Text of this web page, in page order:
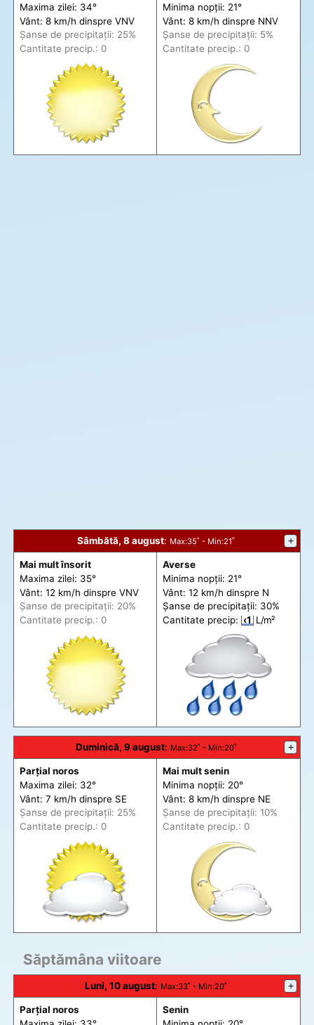
Maxima zilei: 34°
Vânt: 8 km/h dinspre VNV
Șanse de precipitații: 25%
Cantitate precip.: 0
Minima nopții: 21°
Vânt: 8 km/h dinspre NNV
Șanse de precipitații: 5%
Cantitate precip.: 0
Sâmbătă, 8 august: Max:35˚ - Min:21˚ +
Mai mult însorit
Maxima zilei: 35°
Vânt: 12 km/h dinspre VNV
Șanse de precipitații: 20%
Cantitate precip.: 0
Averse
Minima nopții: 21°
Vânt: 12 km/h dinspre N
Șanse de precipitații: 30%
Cantitate precip: ‹1 L/m²
Duminică, 9 august: Max:32˚ - Min:20˚ +
Parțial noros
Maxima zilei: 32°
Vânt: 7 km/h dinspre SE
Șanse de precipitații: 25%
Cantitate precip.: 0
Mai mult senin
Minima nopții: 20°
Vânt: 8 km/h dinspre NE
Șanse de precipitații: 10%
Cantitate precip.: 0
Săptămâna viitoare
Luni, 10 august: Max:33˚ - Min:20˚ +
Parțial noros
Senin